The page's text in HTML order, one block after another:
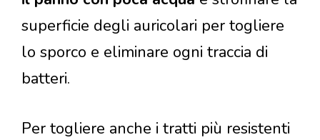
superficie degli auricolari per togliere
lo sporco e eliminare ogni traccia di
batteri.
Per togliere anche i tratti più resistenti